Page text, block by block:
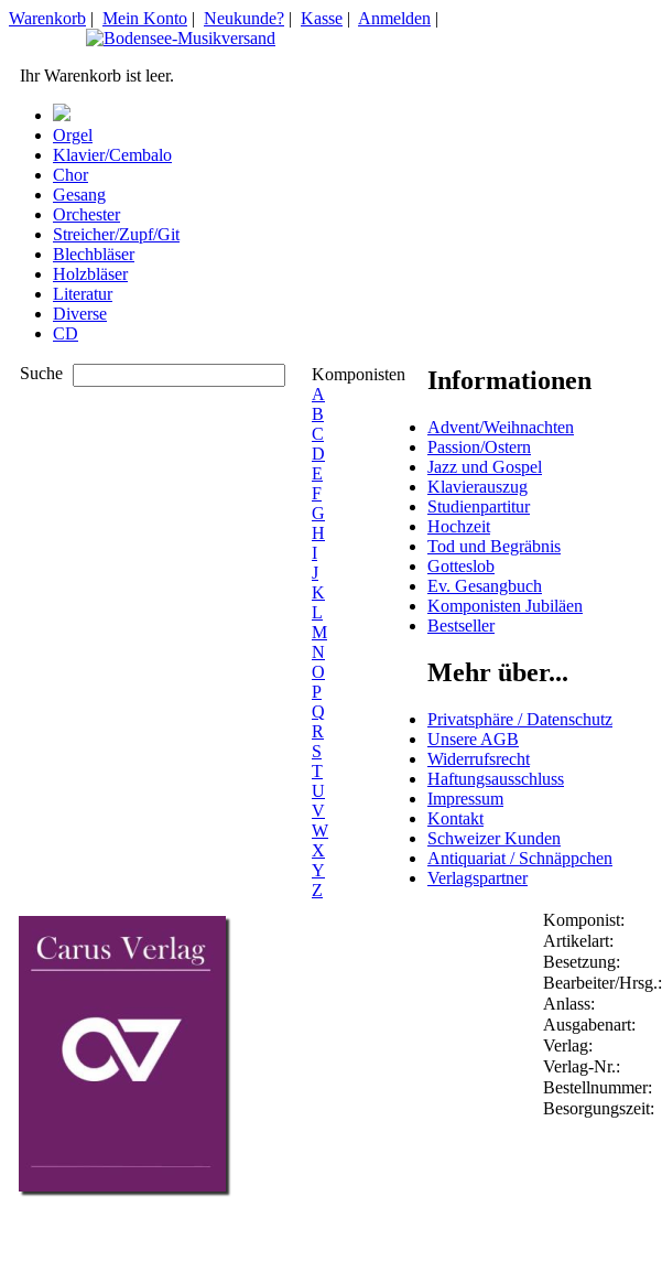
Warenkorb | Mein Konto | Neukunde? | Kasse | Anmelden |
Ihr Warenkorb ist leer.
Orgel
Klavier/Cembalo
Chor
Gesang
Orchester
Streicher/Zupf/Git
Blechbläser
Holzbläser
Literatur
Diverse
CD
Suche
Komponisten
A
B
C
D
E
F
G
H
I
J
K
L
M
N
O
P
Q
R
S
T
U
V
W
X
Y
Z
Informationen
Advent/Weihnachten
Passion/Ostern
Jazz und Gospel
Klavierauszug
Studienpartitur
Hochzeit
Tod und Begräbnis
Gotteslob
Ev. Gesangbuch
Komponisten Jubiläen
Bestseller
Mehr über...
Privatsphäre / Datenschutz
Unsere AGB
Widerrufsrecht
Haftungsausschluss
Impressum
Kontakt
Schweizer Kunden
Antiquariat / Schnäppchen
Verlagspartner
Komponist:
Artikelart:
Besetzung:
Bearbeiter/Hrsg.:
Anlass:
Ausgabenart:
Verlag:
Verlag-Nr.:
Bestellnummer:
Besorgungszeit: